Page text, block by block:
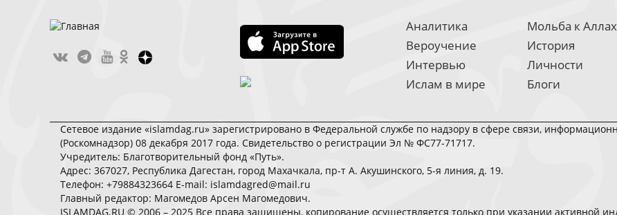
Аналитика
Вероучение
Интервью
Ислам в мире
Мольба к
История
Личности
Блоги
Сетевое издание «islamdag.ru» зарегистрировано в Федеральной службе по надзору в сфере связи,
(Роскомнадзор) 08 декабря 2017 года. Свидетельство о регистрации Эл № ФС77-71717.
Учредитель: Благотворительный фонд «Путь».
Адрес: 367027, Республика Дагестан, город Махачкала, пр-т А. Акушинского, 5-я линия, д. 19.
Телефон: +79884323664 E-mail: islamdagred@mail.ru
Главный редактор: Магомедов Арсен Магомедович.
ISLAMDAG.RU © 2006 – 2025 Все права защищены, копирование осуществляется только при указании активной